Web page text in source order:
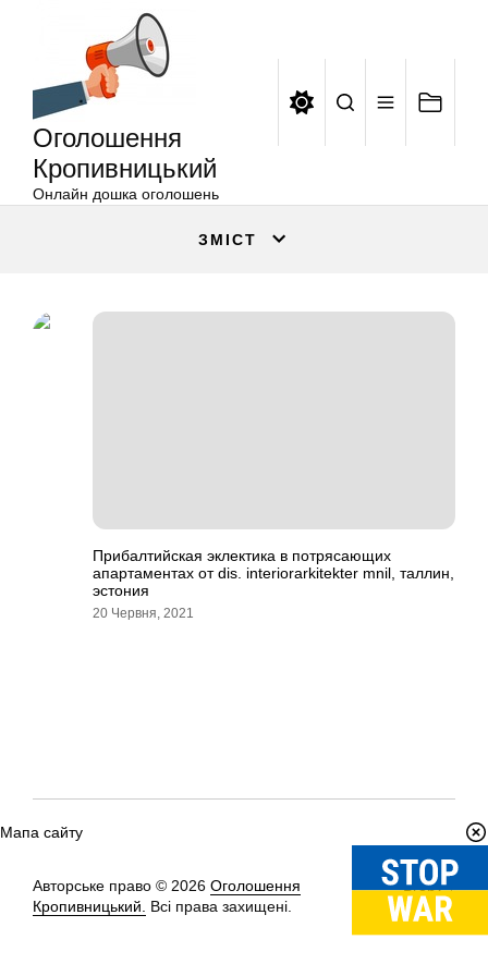
Оголошення
Кропивницький
Онлайн дошка оголошень
ЗМІСТ
Прибалтийская эклектика в потрясающих
апартаментах от dis. interiorarkitekter mnil, таллин,
эстония
20 Червня, 2021
Мапа сайту
Авторське право © 2026 Оголошення
Кропивницький.
Всі права захищені.
Вгору